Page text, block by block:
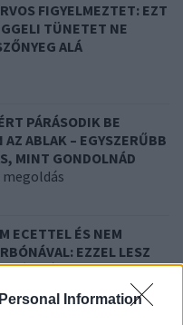
Information
FIGYELMEZTET: EZT
TÜNETET NE
ALÁ
PÁRÁSODIK BE
AZ ABLAK – EGYSZERŰBB
MINT GONDOLNÁD
ECETTEL ÉS NEM
EZZEL LESZ
A VÍZKÖVES CSAP